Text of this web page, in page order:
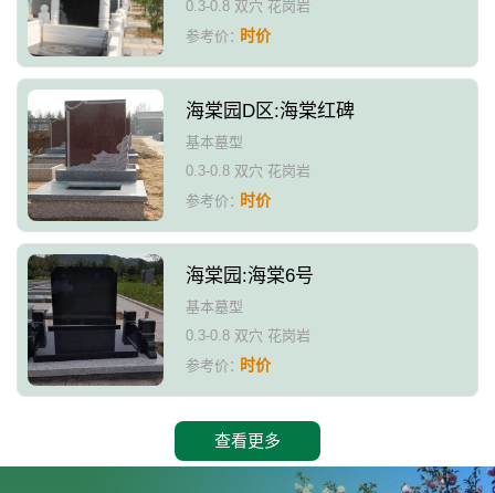
0.3-0.8 双穴 花岗岩
参考价：时价
海棠园D区:海棠红碑
基本墓型
0.3-0.8 双穴 花岗岩
参考价：时价
海棠园:海棠6号
基本墓型
0.3-0.8 双穴 花岗岩
参考价：时价
查看更多